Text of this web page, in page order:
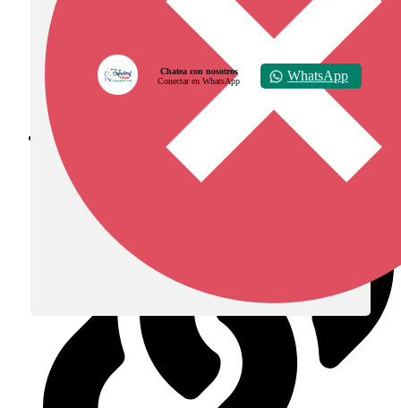
Diócesis de Zipaquirá
Chatea con nosotros
Conectar en WhatsApp
WhatsApp